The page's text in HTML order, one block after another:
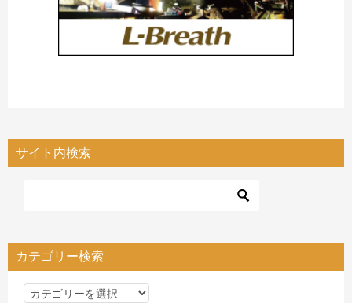
サイト内検索
カテゴリー検索
カ